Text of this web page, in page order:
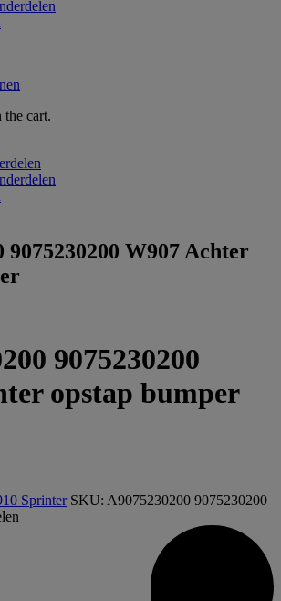
cart.
9075230200 W907 Achter
9075230200
opstap bumper
Sprinter SKU: A9075230200 9075230200